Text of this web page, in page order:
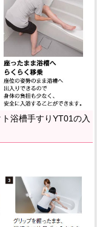
浴槽手すりYT01の入